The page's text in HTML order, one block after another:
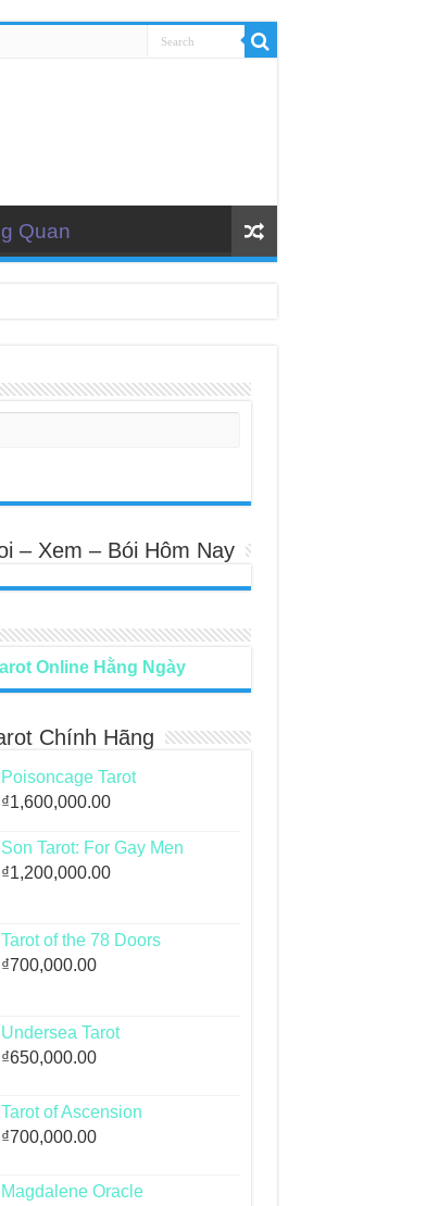
Quan
– Xem – Bói Hôm Nay
Online Hằng Ngày
Chính Hãng
Poisoncage Tarot
₫1,600,000.00
Son Tarot: For Gay Men
₫1,200,000.00
Tarot of the 78 Doors
₫700,000.00
Undersea Tarot
₫650,000.00
Tarot of Ascension
₫700,000.00
Magdalene Oracle